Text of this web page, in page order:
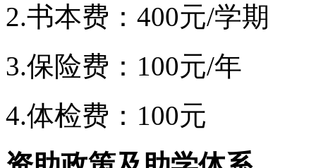
2.书本费：400元/学期
3.保险费：100元/年
4.体检费：100元